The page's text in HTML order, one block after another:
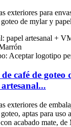
papel artesanal +
Aceptar logotipo
café de goteo